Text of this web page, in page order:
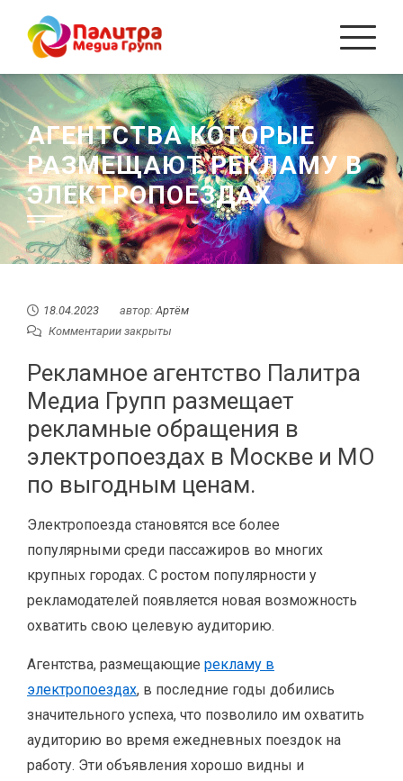
Перейти
содержанию
АГЕНТСТВА КОТОРЫЕ
РАЗМЕЩАЮТ РЕКЛАМУ В
ЭЛЕКТРОПОЕЗДАХ
18.04.2023 автор:Артём
Комментарии закрыты
Рекламное агентство Палитра
Медиа Групп размещает
рекламные обращения в
электропоездах в Москве и МО
по выгодным ценам.
Электропоезда становятся все более
популярными среди пассажиров во многих
крупных городах. С ростом популярности у
рекламодателей появляется новая возможность
охватить свою целевую аудиторию.
Агентства, размещающие рекламу в
электропоездах, в последние годы добились
значительного успеха, что позволило им охватить
аудиторию во время ежедневных поездок на
работу. Эти объявления хорошо видны и